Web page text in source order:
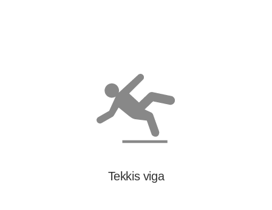
Tekkis viga